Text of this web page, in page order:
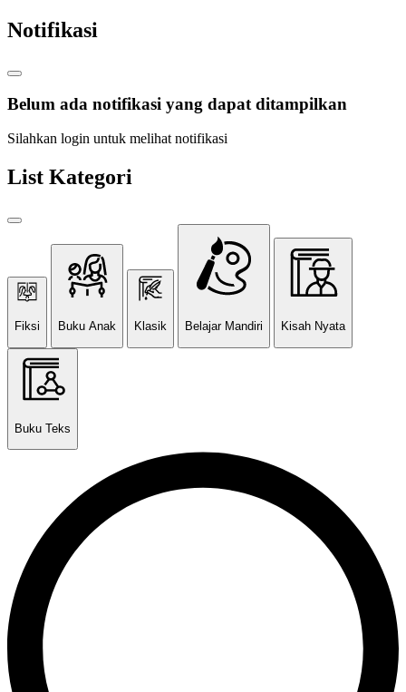
Notifikasi
Belum ada notifikasi yang dapat ditampilkan
Silahkan login untuk melihat notifikasi
List Kategori
Fiksi Buku Anak Klasik Belajar Mandiri Kisah Nyata
Buku Teks